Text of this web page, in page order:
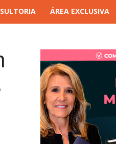
ÁREA EXCLUSIVA